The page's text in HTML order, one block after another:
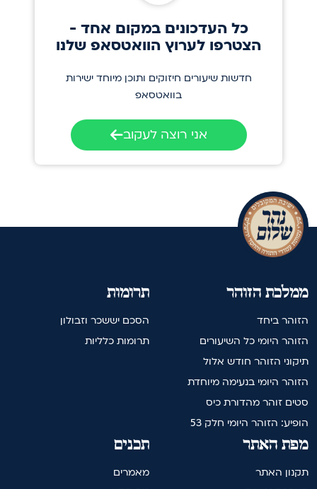
כל העדכונים במקום אחד -
הצטרפו לערוץ הוואטסאפ שלנו
חדשות שיעורים חיזוקים ותוכן מיוחד ישירות
בוואטסאפ
אני רוצה לעקוב
תרומות
הסכם יששכר וזבולון
תרומות כלליות
ממלכת הזוהר
הזוהר ביחד
הזוהר היומי כל השיעורים
תיקוני הזוהר חודש אלול
הזוהר היומי בנעימה מיוחדת
סטים זוהר מהדורת כיס
הופיע: הזוהר היומי חלק 53
תכנים
מאמרים
מפת האתר
תקנון האתר